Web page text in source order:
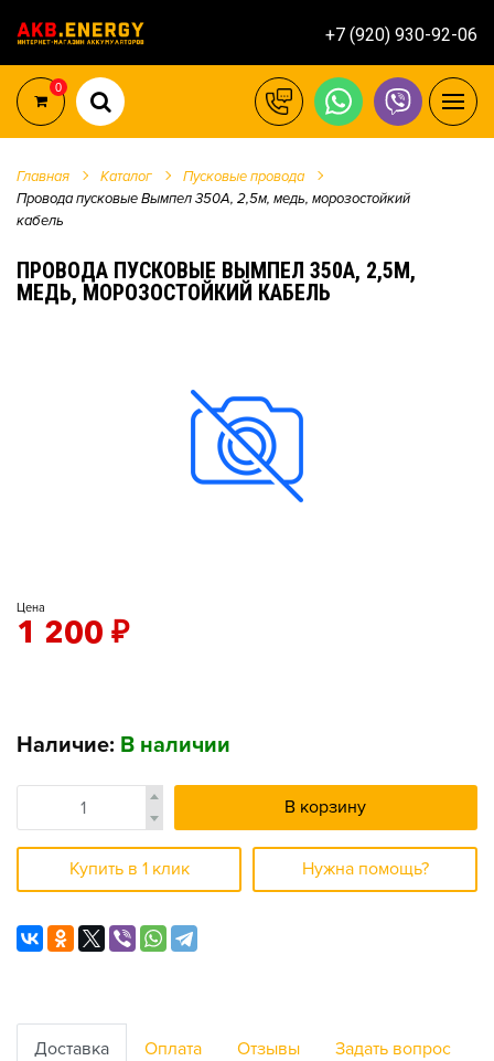
+7 (920) 930-92-06
0
Главная Каталог
Пусковые провода
Провода пусковые Вымпел 350А, 2,5м, медь, морозостойкий
кабель
ПРОВОДА ПУСКОВЫЕ ВЫМПЕЛ 350А, 2,5М,
МЕДЬ, МОРОЗОСТОЙКИЙ КАБЕЛЬ
Цена
1 200 ₽
Наличие: В наличии
В корзину
Купить в 1 клик Нужна помощь?
Доставка Оплата Отзывы Задать вопрос